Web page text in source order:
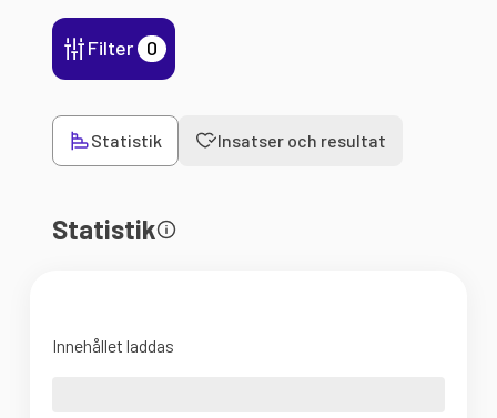
Filter 0
Statistik Insatser och resultat
Statistik
Innehållet laddas